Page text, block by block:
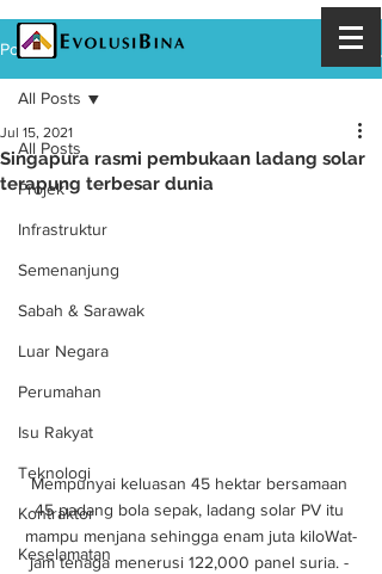
Post
All Posts
Projek
Infrastruktur
Semenanjung
Sabah & Sarawak
Luar Negara
Perumahan
Isu Rakyat
Teknologi
Kontraktor
Keselamatan
All Posts
Singapura rasmi pembukaan ladang solar
terapung terbesar dunia
Jul 15, 2021
Mempunyai keluasan 45 hektar bersamaan
45 padang bola sepak, ladang solar PV itu
mampu menjana sehingga enam juta kiloWat-
jam tenaga menerusi 122,000 panel suria. -